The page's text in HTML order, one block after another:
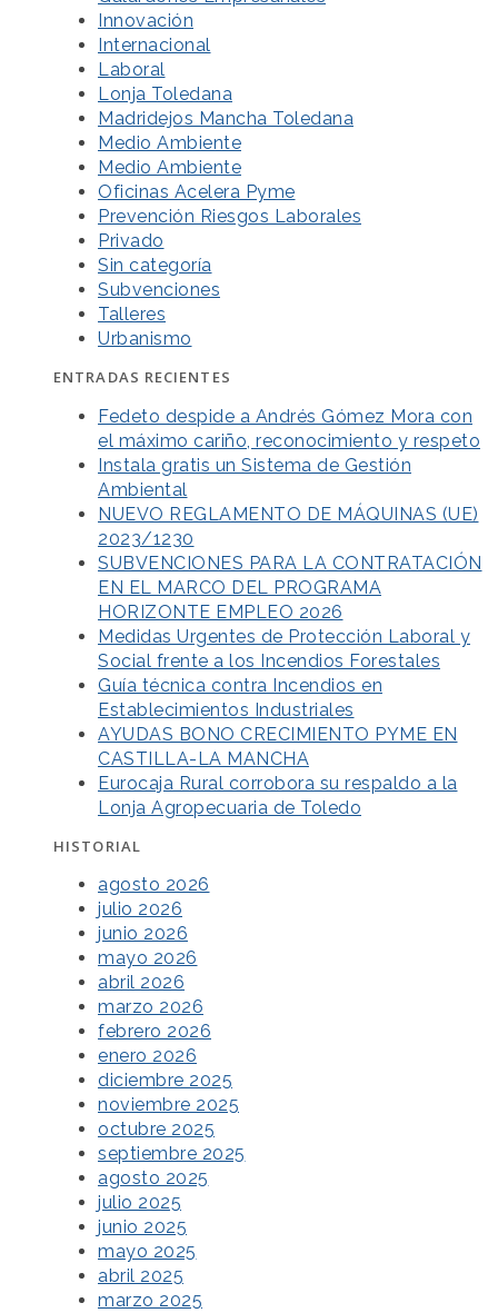
Innovación
Internacional
Laboral
Lonja Toledana
Madridejos Mancha Toledana
Medio Ambiente
Medio Ambiente
Oficinas Acelera Pyme
Prevención Riesgos Laborales
Privado
Sin categoría
Subvenciones
Talleres
Urbanismo
ENTRADAS RECIENTES
Fedeto despide a Andrés Gómez Mora con
el máximo cariño, reconocimiento y respeto
Instala gratis un Sistema de Gestión
Ambiental
NUEVO REGLAMENTO DE MÁQUINAS (UE)
2023/1230
SUBVENCIONES PARA LA CONTRATACIÓN
EN EL MARCO DEL PROGRAMA
HORIZONTE EMPLEO 2026
Medidas Urgentes de Protección Laboral y
Social frente a los Incendios Forestales
Guía técnica contra Incendios en
Establecimientos Industriales
AYUDAS BONO CRECIMIENTO PYME EN
CASTILLA-LA MANCHA
Eurocaja Rural corrobora su respaldo a la
Lonja Agropecuaria de Toledo
HISTORIAL
agosto 2026
julio 2026
junio 2026
mayo 2026
abril 2026
marzo 2026
febrero 2026
enero 2026
diciembre 2025
noviembre 2025
octubre 2025
septiembre 2025
agosto 2025
julio 2025
junio 2025
mayo 2025
abril 2025
marzo 2025